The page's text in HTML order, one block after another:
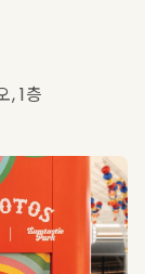
, 1층